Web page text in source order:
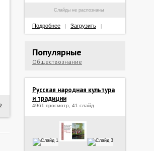
Слайды не распознаны
Подробнее Загрузить
Популярные
Обществознание
Русская народная культура
и традиции
4961 просмотр, 41 слайд